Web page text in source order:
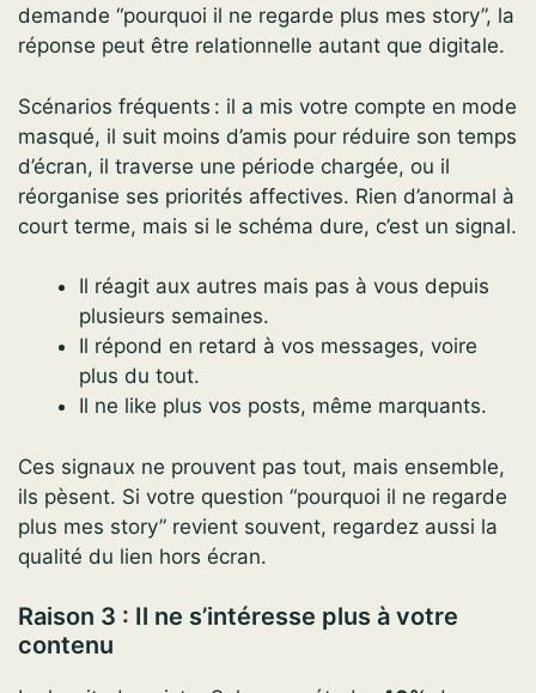
demande “pourquoi il ne regarde plus mes story”, la
réponse peut être relationnelle autant que digitale.
Scénarios fréquents : il a mis votre compte en mode
masqué, il suit moins d’amis pour réduire son temps
d’écran, il traverse une période chargée, ou il
réorganise ses priorités affectives. Rien d’anormal à
court terme, mais si le schéma dure, c’est un signal.
Il réagit aux autres mais pas à vous depuis
plusieurs semaines.
Il répond en retard à vos messages, voire
plus du tout.
Il ne like plus vos posts, même marquants.
Ces signaux ne prouvent pas tout, mais ensemble,
ils pèsent. Si votre question “pourquoi il ne regarde
plus mes story” revient souvent, regardez aussi la
qualité du lien hors écran.
Raison 3 : Il ne s’intéresse plus à votre
contenu